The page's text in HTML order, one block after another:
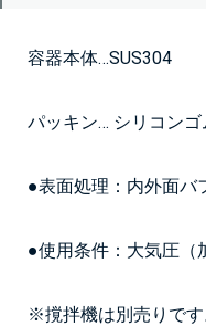
容器本体…SUS304
パッキン… シリコンゴ
●表面処理：内外面バ
●使用条件：大気圧（
※撹拌機は別売りで